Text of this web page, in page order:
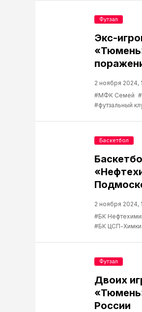
Экс-
2 ноября 2024,
#МФК Семей
#футзальный
Футзал
2 ноября 2024,
#БК
#БК ЦСП-Химки
Баскетбол
Двоих
России
Футзал